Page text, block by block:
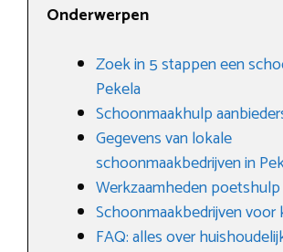
Onderwerpen
Zoek in 5 stappen een
Pekela
Schoonmaakhulp
Gegevens van lokale
schoonmaakbedrijven in
Werkzaamheden poetshulp
Schoonmaakbedrijven voor
FAQ: alles over